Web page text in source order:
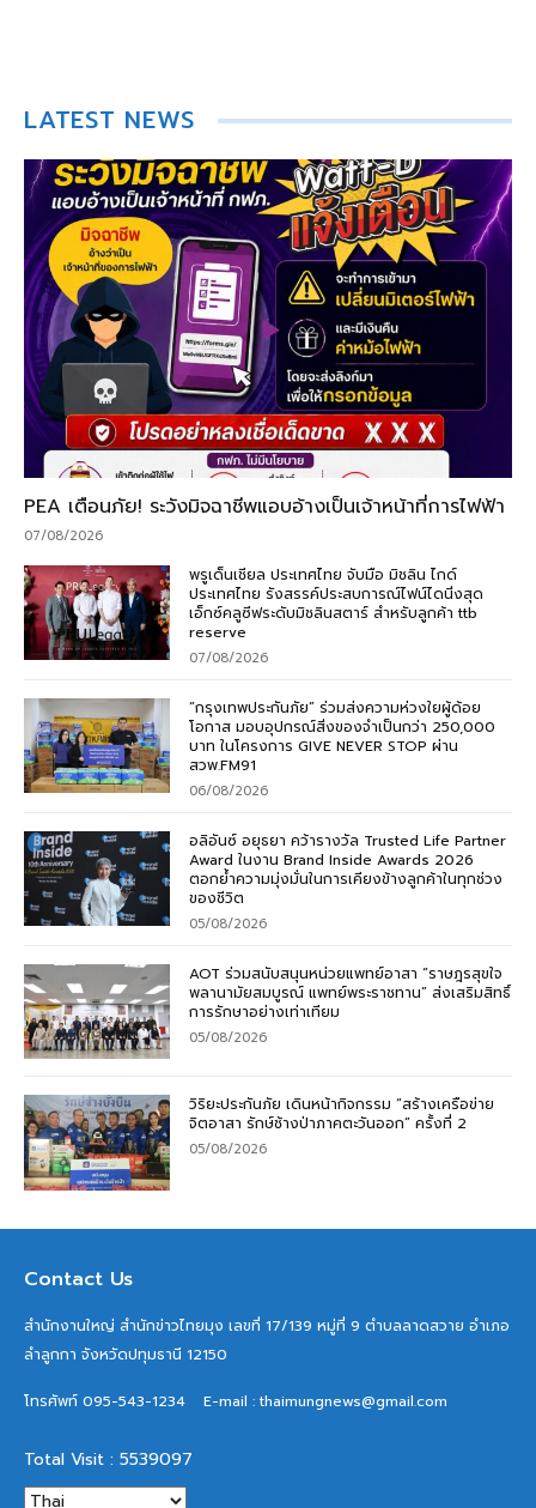
LATEST NEWS
PEA เตือนภัย! ระวังมิจฉาชีพแอบอ้างเป็นเจ้าหน้าที่การไฟฟ้า
07/08/2026
พรูเด็นเชียล ประเทศไทย จับมือ มิชลิน ไกด์
ประเทศไทย รังสรรค์ประสบการณ์ไฟน์ไดนิ่งสุด
เอ็กซ์คลูซีฟระดับมิชลินสตาร์ สำหรับลูกค้า ttb
reserve
07/08/2026
“กรุงเทพประกันภัย” ร่วมส่งความห่วงใยผู้ด้อย
โอกาส มอบอุปกรณ์สิ่งของจำเป็นกว่า 250,000
บาท ในโครงการ GIVE NEVER STOP ผ่าน
สวพ.FM91
06/08/2026
อลิอันซ์ อยุธยา คว้ารางวัล Trusted Life Partner
Award ในงาน Brand Inside Awards 2026
ตอกย้ำความมุ่งมั่นในการเคียงข้างลูกค้าในทุกช่วง
ของชีวิต
05/08/2026
AOT ร่วมสนับสนุนหน่วยแพทย์อาสา “ราษฎรสุขใจ
พลานามัยสมบูรณ์ แพทย์พระราชทาน” ส่งเสริมสิทธิ์
การรักษาอย่างเท่าเทียม
05/08/2026
วิริยะประกันภัย เดินหน้ากิจกรรม “สร้างเครือข่าย
จิตอาสา รักษ์ช้างป่าภาคตะวันออก” ครั้งที่ 2
05/08/2026
Contact Us
สำนักงานใหญ่ สำนักข่าวไทยมุง เลขที่ 17/139 หมู่ที่ 9 ตำบลลาดสวาย อำเภอ
ลำลูกกา จังหวัดปทุมธานี 12150
โทรศัพท์ 095-543-1234 E-mail : thaimungnews@gmail.com
Total Visit : 5539097